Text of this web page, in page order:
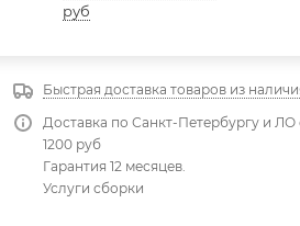
руб
Быстрая доставка товаров из
Доставка по Санкт-Петербургу и ЛО
1200 руб
Гарантия 12 месяцев.
Услуги сборки